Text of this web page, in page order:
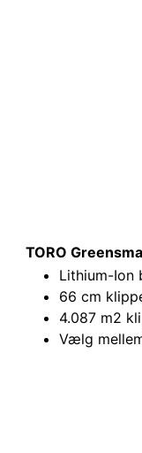
TORO
Lithium-Ion
66 cm
4.087 m2
Vælg